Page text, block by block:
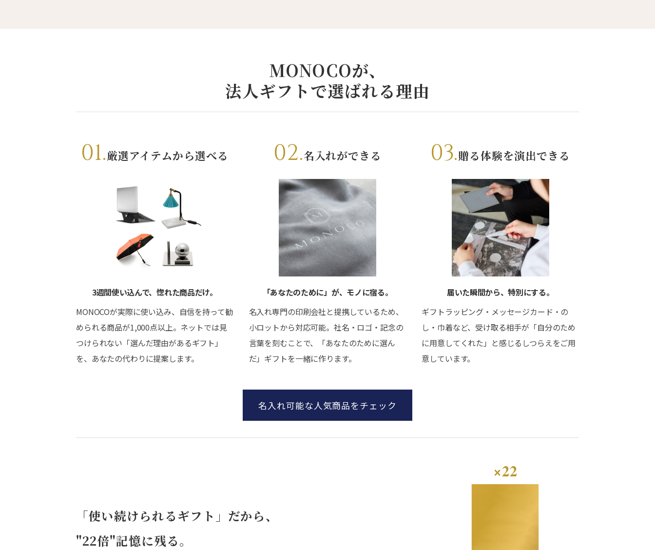
MONOCOが、
法人ギフトで選ばれる理由
01.厳選アイテムから選べる
3週間使い込んで、惚れた商品だけ。
MONOCOが実際に使い込み、自信を持って勧
められる商品が1,000点以上。ネットでは見
つけられない「選んだ理由があるギフト」
を、あなたの代わりに提案します。
02.名入れができる
「あなたのために」が、モノに宿る。
名入れ専門の印刷会社と提携しているため、
小ロットから対応可能。社名・ロゴ・記念の
言葉を刻むことで、「あなたのために選ん
だ」ギフトを一緒に作ります。
03.贈る体験を演出できる
届いた瞬間から、特別にする。
ギフトラッピング・メッセージカード・の
し・巾着など、受け取る相手が「自分のため
に用意してくれた」と感じるしつらえをご用
意しています。
名入れ可能な人気商品をチェック
「使い続けられるギフト」だから、
"22倍"記憶に残る。
×22